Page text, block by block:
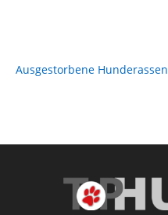
Ausgestorbene Hunderassen